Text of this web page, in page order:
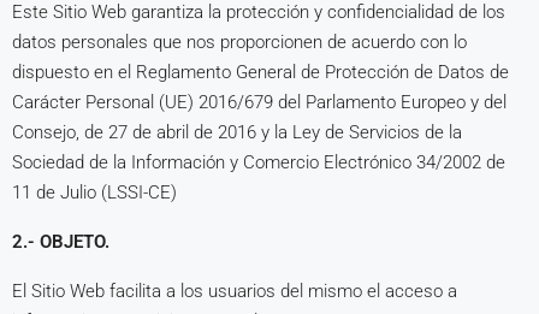
Este Sitio Web garantiza la protección y confidencialidad de los
datos personales que nos proporcionen de acuerdo con lo
dispuesto en el Reglamento General de Protección de Datos de
Carácter Personal (UE) 2016/679 del Parlamento Europeo y del
Consejo, de 27 de abril de 2016 y la Ley de Servicios de la
Sociedad de la Información y Comercio Electrónico 34/2002 de
11 de Julio (LSSI-CE)
2.- OBJETO.
El Sitio Web facilita a los usuarios del mismo el acceso a